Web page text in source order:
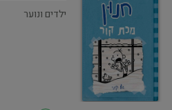
ילדים ונוער